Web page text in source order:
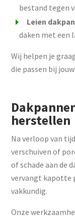
bestand tegen
Leien
daken met een
Wij helpen je
die passen bij
herstellen
Na verloop van
verschuiven of
of schade aan de
vervangt kapotte
vakkundig.
Onze